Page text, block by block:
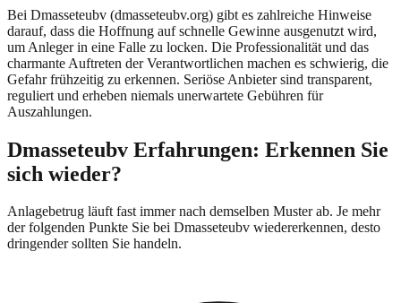
Bei Dmasseteubv (dmasseteubv.org) gibt es zahlreiche Hinweise
darauf, dass die Hoffnung auf schnelle Gewinne ausgenutzt wird,
um Anleger in eine Falle zu locken. Die Professionalität und das
charmante Auftreten der Verantwortlichen machen es schwierig, die
Gefahr frühzeitig zu erkennen. Seriöse Anbieter sind transparent,
reguliert und erheben niemals unerwartete Gebühren für
Auszahlungen.
Dmasseteubv Erfahrungen: Erkennen Sie
sich wieder?
Anlagebetrug läuft fast immer nach demselben Muster ab. Je mehr
der folgenden Punkte Sie bei Dmasseteubv wiedererkennen, desto
dringender sollten Sie handeln.